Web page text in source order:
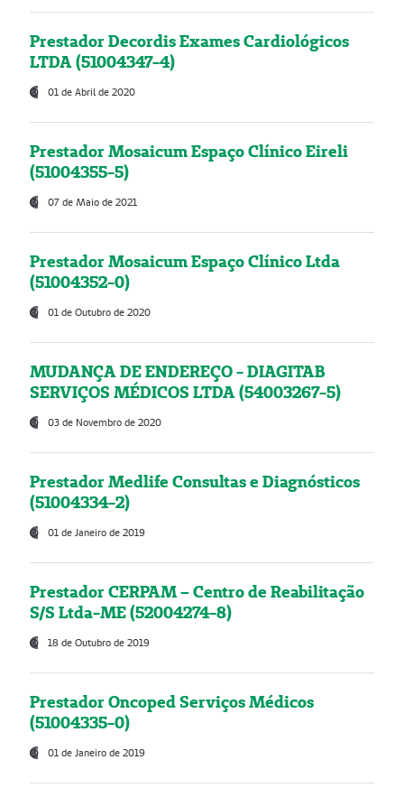
Prestador Decordis Exames Cardiológicos
LTDA (51004347-4)
01 de Abril de 2020
Prestador Mosaicum Espaço Clínico Eireli
(51004355-5)
07 de Maio de 2021
Prestador Mosaicum Espaço Clínico Ltda
(51004352-0)
01 de Outubro de 2020
MUDANÇA DE ENDEREÇO - DIAGITAB
SERVIÇOS MÉDICOS LTDA (54003267-5)
03 de Novembro de 2020
Prestador Medlife Consultas e Diagnósticos
(51004334-2)
01 de Janeiro de 2019
Prestador CERPAM – Centro de Reabilitação
S/S Ltda-ME (52004274-8)
18 de Outubro de 2019
Prestador Oncoped Serviços Médicos
(51004335-0)
01 de Janeiro de 2019